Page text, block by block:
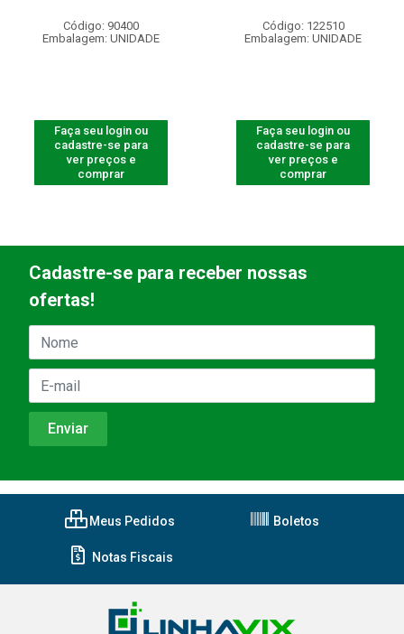
Código: 90400
Embalagem: UNIDADE
Faça seu login ou
cadastre-se para
ver preços e
comprar
Código: 122510
Embalagem: UNIDADE
Faça seu login ou
cadastre-se para
ver preços e
comprar
Cadastre-se para receber nossas
ofertas!
Meus Pedidos Boletos
Notas Fiscais